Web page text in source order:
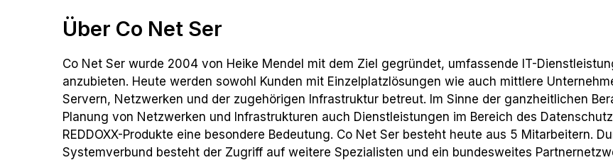
Über Co Net Ser
Co Net Ser wurde 2004 von Heike Mendel mit dem Ziel gegründet, umfassende IT-
anzubieten. Heute werden sowohl Kunden mit Einzelplatzlösungen wie auch mittlere
Servern, Netzwerken und der zugehörigen Infrastruktur betreut. Im Sinne der ganzheitlichen
Planung von Netzwerken und Infrastrukturen auch Dienstleistungen im Bereich des
REDDOXX-Produkte eine besondere Bedeutung. Co Net Ser besteht heute aus 5 Mitarbeitern.
Systemverbund besteht der Zugriff auf weitere Spezialisten und ein bundesweites